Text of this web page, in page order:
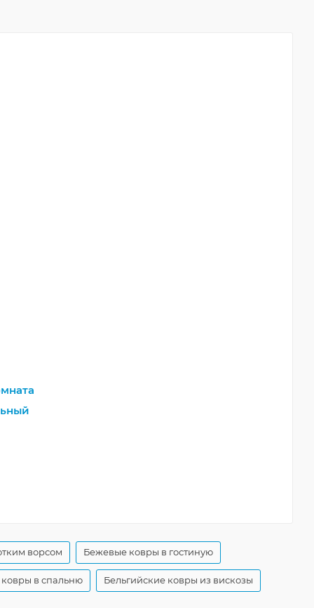
ворсом Бежевые ковры в гостиную
ковры в спальню Бельгийские ковры из вискозы